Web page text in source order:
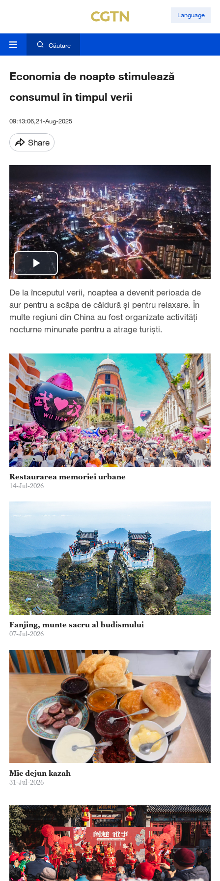
Language
Căutare
Economia de noapte stimulează
consumul în timpul verii
09:13:06,21-Aug-2025
Share
Play
Video
De la începutul verii, noaptea a devenit perioada de
aur pentru a scăpa de căldură și pentru relaxare. În
multe regiuni din China au fost organizate activități
nocturne minunate pentru a atrage turiști.
Restaurarea memoriei urbane
14-Jul-2026
Fanjing, munte sacru al budismului
07-Jul-2026
Mic dejun kazah
31-Jul-2026